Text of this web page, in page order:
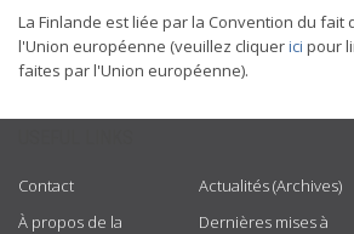
La Finlande est liée par la Convention du fait
l'Union européenne (veuillez cliquerici pour
faites par l'Union européenne).
Contact
À propos de la
Actualités (Archives)
Dernières mises à